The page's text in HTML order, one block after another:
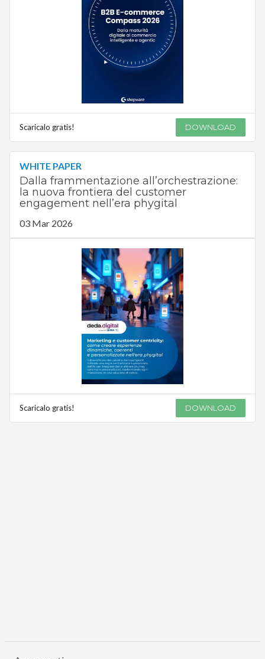
Scaricalo gratis! DOWNLOAD
WHITE PAPER
Dalla frammentazione all’orchestrazione:
la nuova frontiera del customer
engagement nell’era phygital
03 Mar 2026
Scaricalo gratis! DOWNLOAD